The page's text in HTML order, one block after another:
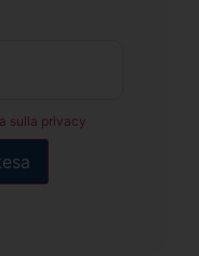
sulla privacy